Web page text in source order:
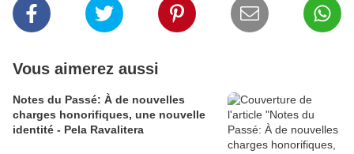
Vous aimerez aussi
Notes du Passé: À de nouvelles
charges honorifiques, une nouvelle
identité - Pela Ravalitera